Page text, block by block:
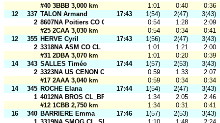
#40 3BBB 3,000 km
1:01 0:40
0:36
12
337 TALON Armand 17:43 1(54) 2(47)
3(43)
2 8607NA Poitiers CO CL_Poitiers CO10:54 1:28
2:09
#25 2CAA 3,030 km
0:54 0:34
0:41
12
355 HERVE Cyril 17:43 1(56) 2(47)
3(43)
2 3318NA ASM CO CL_ASM CO1 1:01 1:21
2:00
#31 2DBA 3,070 km
1:01 0:20
0:39
14
343 SALLES Timéo 17:44 1(57) 2(53)
3(43)
2 3323NA US CENON CO CL_USCCO - Relais B
0:59 1:33
2:07
#17 2AAA 3,040 km
0:59 0:34
0:34
14
345 ROCHE Elana 17:44 1(54) 2(47)
3(43)
1 4012NA BROS CL_BROS 2 1:34 2:05
2:46
#12 1CBB 2,750 km
1:34 0:31
0:41
16
340 BARRIERE Emma 17:46 1(57) 2(53)
3(43)